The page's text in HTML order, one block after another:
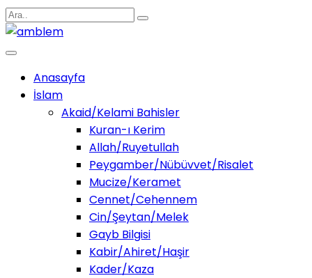
Anasayfa
İslam
Akaid/Kelami Bahisler
Kuran-ı Kerim
Allah/Ruyetullah
Peygamber/Nübüvvet/Risalet
Mucize/Keramet
Cennet/Cehennem
Cin/Şeytan/Melek
Gayb Bilgisi
Kabir/Ahiret/Haşir
Kader/Kaza